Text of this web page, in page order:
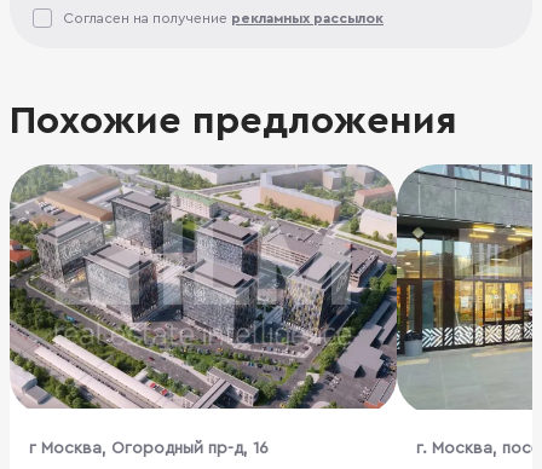
Согласен на получение рекламных рассылок
Похожие предложения
г Москва, Огородный пр-д, 16
г. Москва,